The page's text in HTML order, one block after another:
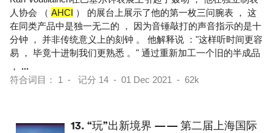
人协会 （ AHCI ） 的展台上展示了他的第一枚三问腕表 ， 这
在同类产品中是独一无二的 ， 因为音锤敲打的声音指示的是十
分钟 ， 并非传统意义上的刻钟 。 他解释说 ："这样听时间更容
易 ， 毕竟十进制我们更熟悉 。" 通过重新加工一个旧的半成品
， ...
符合词目： 1 - 记分 14 - 01 Dec 2021 - 62k
13. “玩”出新境界 —— 第二届上海国际